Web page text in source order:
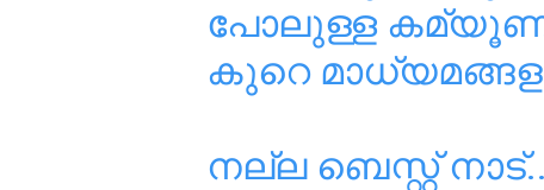
പോലുള്ള
കുറെ
നല്ല ബെസ്റ്റ്